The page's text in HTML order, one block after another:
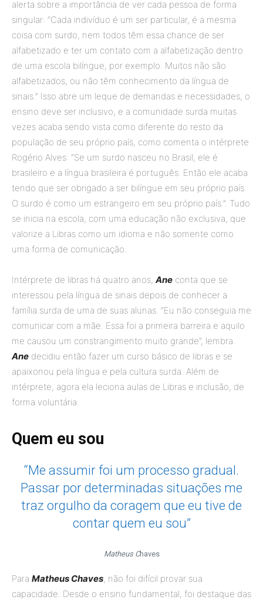
alerta sobre a importância de ver cada pessoa de forma
singular: “Cada indivíduo é um ser particular, é a mesma
coisa com surdo, nem todos têm essa chance de ser
alfabetizado e ter um contato com a alfabetização dentro
de uma escola bilíngue, por exemplo. Muitos não são
alfabetizados, ou não têm conhecimento da língua de
sinais.” Isso abre um leque de demandas e necessidades, o
ensino deve ser inclusivo, e a comunidade surda muitas
vezes acaba sendo vista como diferente do resto da
população de seu próprio país, como comenta o intérprete
Rogério Alves: “Se um surdo nasceu no Brasil, ele é
brasileiro e a língua brasileira é português. Então ele acaba
tendo que ser obrigado a ser bilíngue em seu próprio país.
O surdo é como um estrangeiro em seu próprio país.”. Tudo
se inicia na escola, com uma educação não exclusiva, que
valorize a Libras como um idioma e não somente como
uma forma de comunicação.
Intérprete de libras há quatro anos, Ane conta que se
interessou pela língua de sinais depois de conhecer a
família surda de uma de suas alunas. “Eu não conseguia me
comunicar com a mãe. Essa foi a primeira barreira e aquilo
me causou um constrangimento muito grande”, lembra.
Ane decidiu então fazer um curso básico de libras e se
apaixonou pela língua e pela cultura surda. Além de
intérprete, agora ela leciona aulas de Libras e inclusão, de
forma voluntária.
Quem eu sou
“Me assumir foi um processo gradual.
Passar por determinadas situações me
traz orgulho da coragem que eu tive de
contar quem eu sou”
Matheus Chaves
Para Matheus Chaves, não foi difícil provar sua
capacidade. Desde o ensino fundamental, foi destaque das